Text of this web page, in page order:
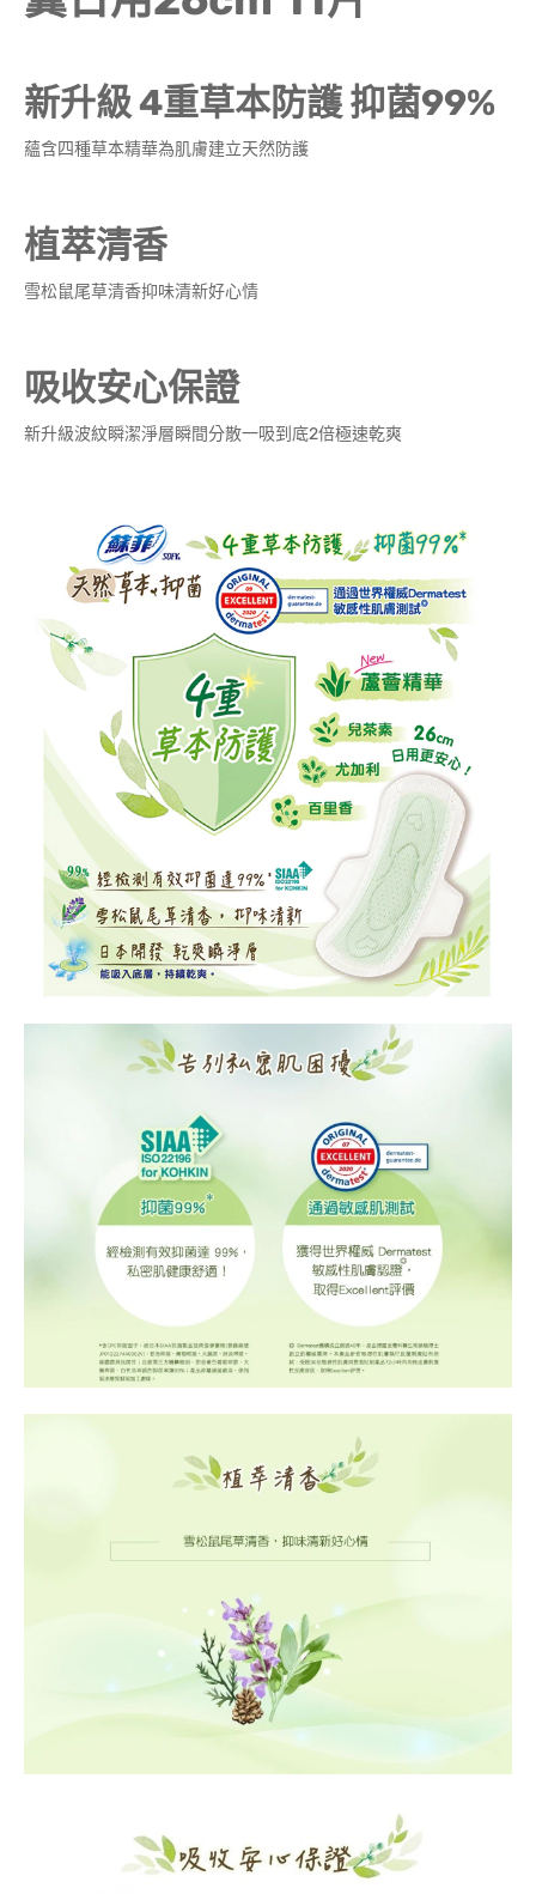
新升級 4重草本防護 抑菌99%
蘊含四種草本精華為肌膚建立天然防護
植萃清香
雪松鼠尾草清香抑味清新好心情
吸收安心保證
新升級波紋瞬潔淨層瞬間分散一吸到底2倍極速乾爽